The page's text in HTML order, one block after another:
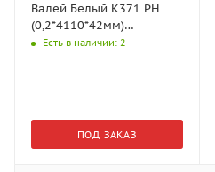
Валей Белый K371 PH
(0,2*4110*42мм)
Kronospan
Есть в наличии: 2
ПОД ЗАКАЗ